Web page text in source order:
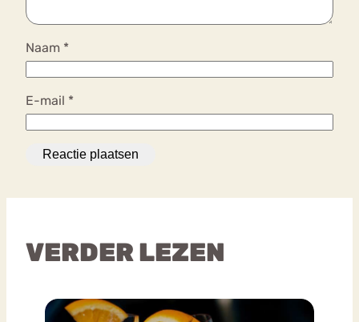
Naam *
E-mail *
VERDER LEZEN